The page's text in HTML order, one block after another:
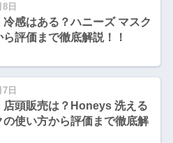
8日
冷感はある？ハニーズ マスク
評価まで徹底解説！！
日
店頭販売は？Honeys 洗える
の使い方から評価まで徹底解